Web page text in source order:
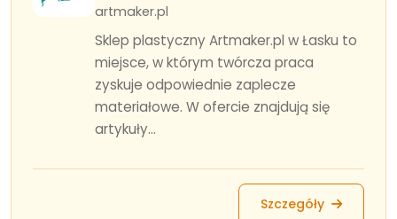
artmaker.pl
Sklep plastyczny Artmaker.pl w Łasku to
miejsce, w którym twórcza praca
zyskuje odpowiednie zaplecze
materiałowe. W ofercie znajdują się
artykuły...
Szczegóły